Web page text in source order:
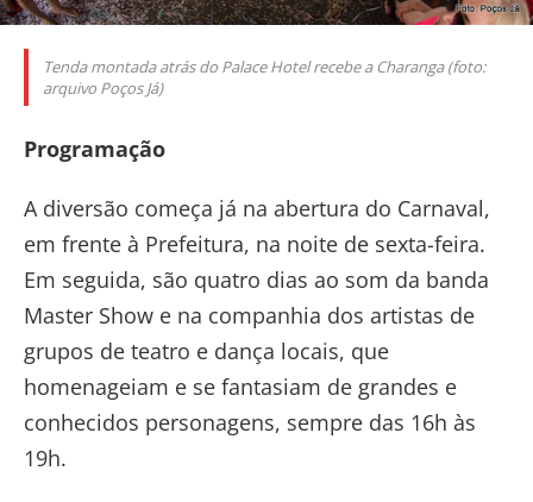
Tenda montada atrás do Palace Hotel recebe a Charanga (foto:
arquivo Poços Já)
Programação
A diversão começa já na abertura do Carnaval,
em frente à Prefeitura, na noite de sexta-feira.
Em seguida, são quatro dias ao som da banda
Master Show e na companhia dos artistas de
grupos de teatro e dança locais, que
homenageiam e se fantasiam de grandes e
conhecidos personagens, sempre das 16h às
19h.